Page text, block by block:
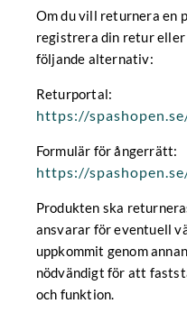
Om du vill returnera en
registrera din retur eller
följande alternativ:
Returportal:
https://
Formulär för ångerrätt:
https://
Produkten ska
ansvarar för eventuell
uppkommit genom
nödvändigt för att
och funktion.